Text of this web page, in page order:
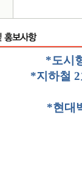
*도시
*지하철 2
*현대